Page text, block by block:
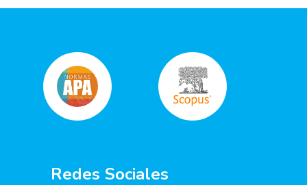
Redes Sociales